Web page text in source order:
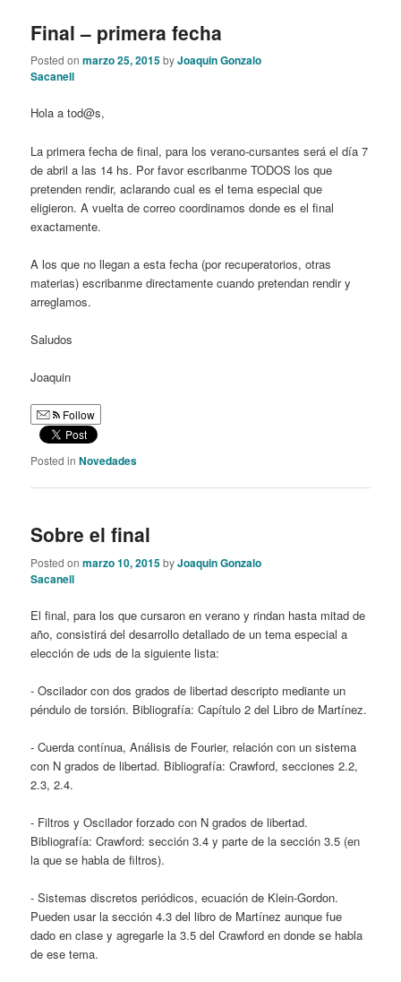
Final – primera fecha
Posted onmarzo 25, 2015byJoaquin Gonzalo
Sacanell
Hola a tod@s,
La primera fecha de final, para los verano-cursantes será el día 7
de abril a las 14 hs. Por favor escribanme TODOS los que
pretenden rendir, aclarando cual es el tema especial que
eligieron. A vuelta de correo coordinamos donde es el final
exactamente.
A los que no llegan a esta fecha (por recuperatorios, otras
materias) escribanme directamente cuando pretendan rendir y
arreglamos.
Saludos
Joaquin
Follow
Posted in Novedades
Sobre el final
Posted onmarzo 10, 2015byJoaquin Gonzalo
Sacanell
El final, para los que cursaron en verano y rindan hasta mitad de
año, consistirá del desarrollo detallado de un tema especial a
elección de uds de la siguiente lista:
- Oscilador con dos grados de libertad descripto mediante un
péndulo de torsión. Bibliografía: Capítulo 2 del Libro de Martínez.
- Cuerda contínua, Análisis de Fourier, relación con un sistema
con N grados de libertad. Bibliografía: Crawford, secciones 2.2,
2.3, 2.4.
- Filtros y Oscilador forzado con N grados de libertad.
Bibliografía: Crawford: sección 3.4 y parte de la sección 3.5 (en
la que se habla de filtros).
- Sistemas discretos periódicos, ecuación de Klein-Gordon.
Pueden usar la sección 4.3 del libro de Martínez aunque fue
dado en clase y agregarle la 3.5 del Crawford en donde se habla
de ese tema.